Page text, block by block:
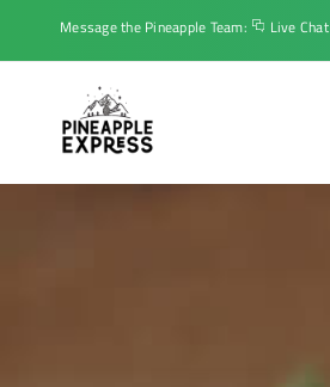
Message the Pineapple Team: Live Chat